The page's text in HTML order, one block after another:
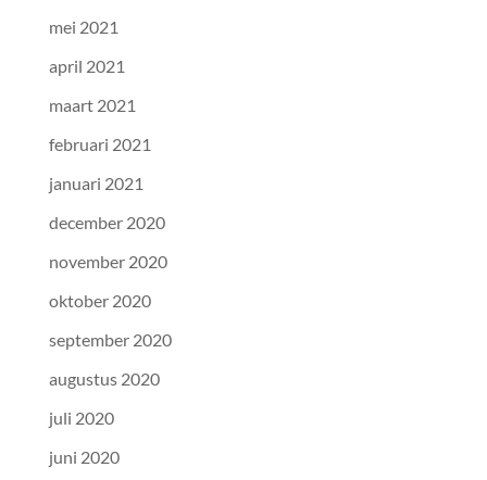
mei 2021
april 2021
maart 2021
februari 2021
januari 2021
december 2020
november 2020
oktober 2020
september 2020
augustus 2020
juli 2020
juni 2020